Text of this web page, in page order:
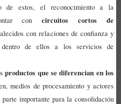
de estos, el reconocimiento a la
concircuitos cortos de
con relaciones de confianza y
dentro de ellos a los servicios de
productos que se diferencian en los
medios de procesamiento y actores
parte importante para la consolidación